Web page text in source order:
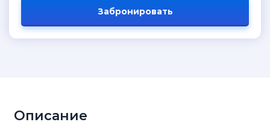
Забронировать
Описание